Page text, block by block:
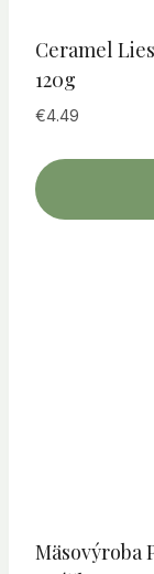
Ceramel
120g
€4.49
Mäsovýroba